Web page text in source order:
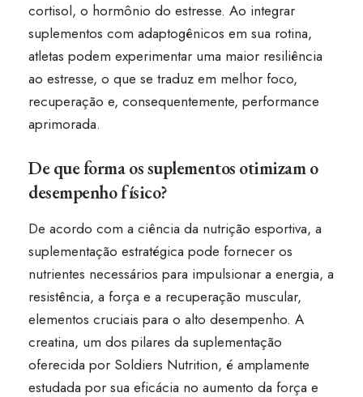
cortisol, o hormônio do estresse. Ao integrar
suplementos com adaptogênicos em sua rotina,
atletas podem experimentar uma maior resiliência
ao estresse, o que se traduz em melhor foco,
recuperação e, consequentemente, performance
aprimorada.
De que forma os suplementos otimizam o
desempenho físico?
De acordo com a ciência da nutrição esportiva, a
suplementação estratégica pode fornecer os
nutrientes necessários para impulsionar a energia, a
resistência, a força e a recuperação muscular,
elementos cruciais para o alto desempenho. A
creatina, um dos pilares da suplementação
oferecida por Soldiers Nutrition, é amplamente
estudada por sua eficácia no aumento da força e